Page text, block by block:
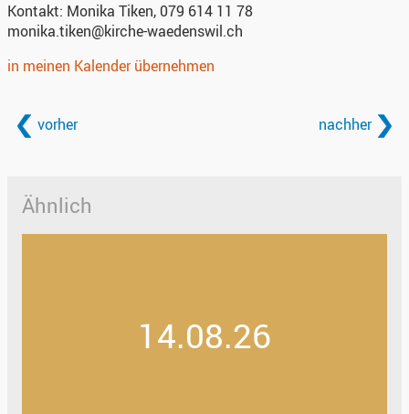
Kontakt: Monika Tiken, 079 614 11 78‬
monika.tiken@kirche-waedenswil.ch
in meinen Kalender übernehmen
vorher nachher
Ähnlich
14.08.26